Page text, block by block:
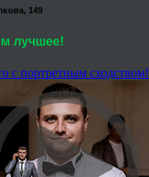
149
лучшее!
с портретным сходством!